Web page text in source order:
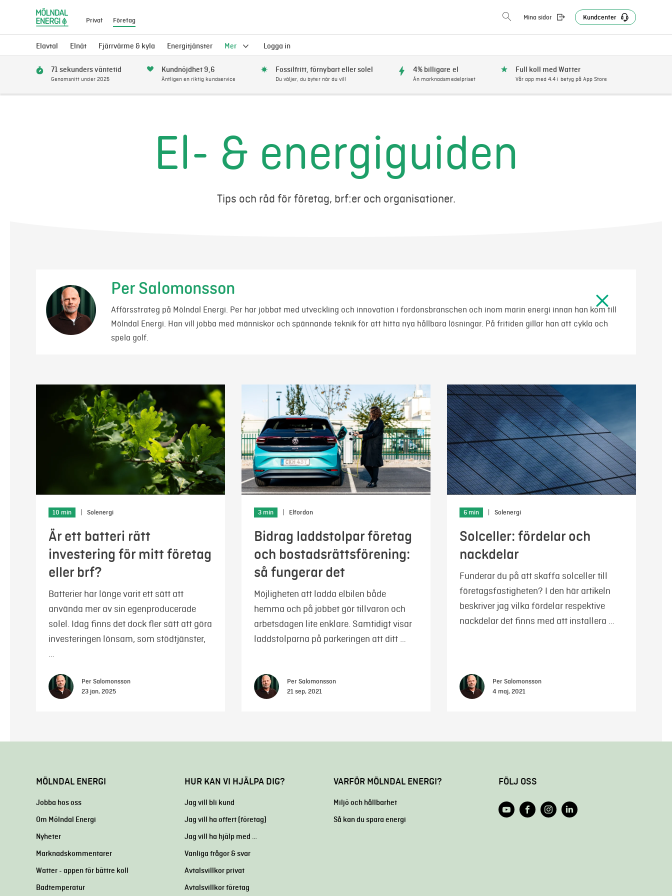
Privat Företag Mina sidor Kundcenter
Elavtal Elnät Fjärrvärme & kyla Energitjänster Mer Logga in
71 sekunders väntetid
Genomsnitt under 2025
Kundnöjdhet 9,6
Äntligen en riktig kundservice
Fossilfritt, förnybart eller solel
Du väljer, du byter när du vill
4% billigare el
Än marknadsmedelpriset
Full koll med Watter
Vår app med 4.4 i betyg på App Store
El- & energiguiden
Tips och råd för företag, brf:er och organisationer.
Per Salomonsson
Affärsstrateg på Mölndal Energi. Per har jobbat med utveckling och innovation i fordonsbranschen och inom marin energi innan han kom till
Mölndal Energi. Han vill jobba med människor och spännande teknik för att hitta nya hållbara lösningar. På fritiden gillar han att cykla och
spela golf.
10 min Solenergi
Är ett batteri rätt
investering för mitt företag
eller brf?
Batterier har länge varit ett sätt att
använda mer av sin egenproducerade
solel. Idag finns det dock fler sätt att göra
investeringen lönsam, som stödtjänster,
…
Per Salomonsson
23 jan, 2025
3 min Elfordon
Bidrag laddstolpar företag
och bostadsrättsförening:
så fungerar det
Möjligheten att ladda elbilen både
hemma och på jobbet gör tillvaron och
arbetsdagen lite enklare. Samtidigt visar
laddstolparna på parkeringen att ditt …
Per Salomonsson
21 sep, 2021
6 min Solenergi
Solceller: fördelar och
nackdelar
Funderar du på att skaffa solceller till
företagsfastigheten? I den här artikeln
beskriver jag vilka fördelar respektive
nackdelar det finns med att installera …
Per Salomonsson
4 maj, 2021
MÖLNDAL ENERGI
Jobba hos oss
Om Mölndal Energi
Nyheter
Marknadskommentarer
Watter - appen för bättre koll
Badtemperatur
HUR KAN VI HJÄLPA DIG?
Jag vill bli kund
Jag vill ha offert (företag)
Jag vill ha hjälp med …
Vanliga frågor & svar
Avtalsvillkor privat
Avtalsvillkor företag
VARFÖR MÖLNDAL ENERGI?
Miljö och hållbarhet
Så kan du spara energi
FÖLJ OSS